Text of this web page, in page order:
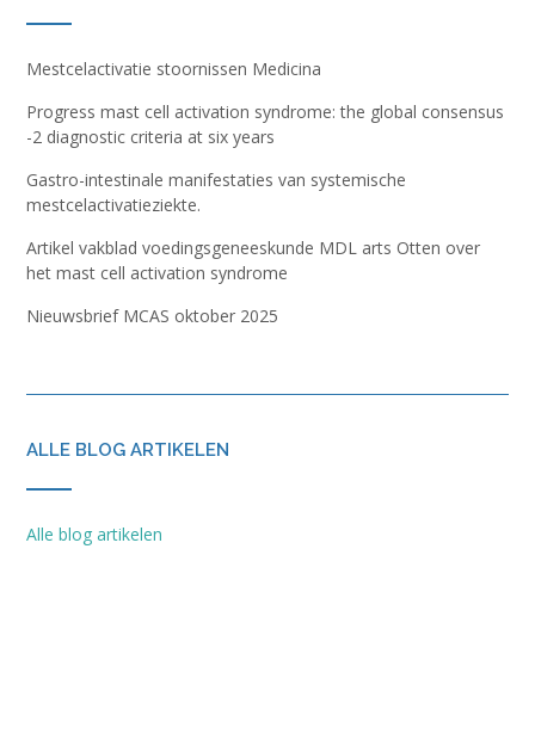
Mestcelactivatie stoornissen Medicina
Progress mast cell activation syndrome: the global consensus
-2 diagnostic criteria at six years
Gastro-intestinale manifestaties van systemische
mestcelactivatieziekte.
Artikel vakblad voedingsgeneeskunde MDL arts Otten over
het mast cell activation syndrome
Nieuwsbrief MCAS oktober 2025
ALLE BLOG ARTIKELEN
Alle blog artikelen